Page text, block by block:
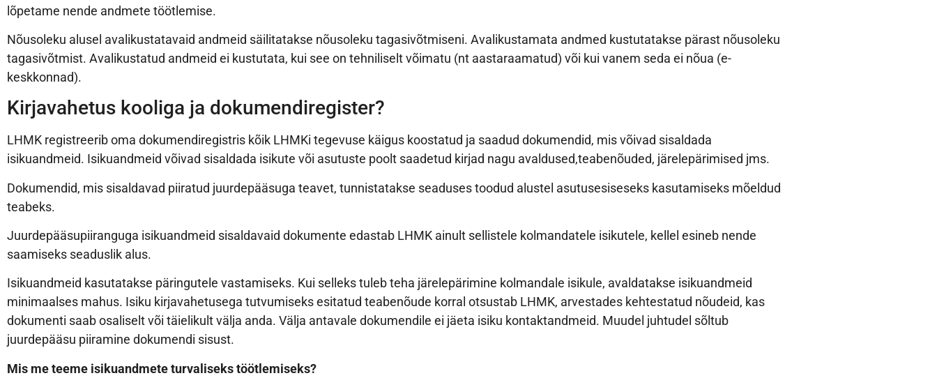
lõpetame nende andmete töötlemise.
Nõusoleku alusel avalikustatavaid andmeid säilitatakse nõusoleku tagasivõtmiseni. Avalikustamata andmed kustutatakse pärast nõusoleku
tagasivõtmist. Avalikustatud andmeid ei kustutata, kui see on tehniliselt võimatu (nt aastaraamatud) või kui vanem seda ei nõua (e-
keskkonnad).
Kirjavahetus kooliga ja dokumendiregister?
LHMK registreerib oma dokumendiregistris kõik LHMKi tegevuse käigus koostatud ja saadud dokumendid, mis võivad sisaldada
isikuandmeid. Isikuandmeid võivad sisaldada isikute või asutuste poolt saadetud kirjad nagu avaldused,teabenõuded, järelepärimised jms.
Dokumendid, mis sisaldavad piiratud juurdepääsuga teavet, tunnistatakse seaduses toodud alustel asutusesiseseks kasutamiseks mõeldud
teabeks.
Juurdepääsupiiranguga isikuandmeid sisaldavaid dokumente edastab LHMK ainult sellistele kolmandatele isikutele, kellel esineb nende
saamiseks seaduslik alus.
Isikuandmeid kasutatakse päringutele vastamiseks. Kui selleks tuleb teha järelepärimine kolmandale isikule, avaldatakse isikuandmeid
minimaalses mahus. Isiku kirjavahetusega tutvumiseks esitatud teabenõude korral otsustab LHMK, arvestades kehtestatud nõudeid, kas
dokumenti saab osaliselt või täielikult välja anda. Välja antavale dokumendile ei jäeta isiku kontaktandmeid. Muudel juhtudel sõltub
juurdepääsu piiramine dokumendi sisust.
Mis me teeme isikuandmete turvaliseks töötlemiseks?